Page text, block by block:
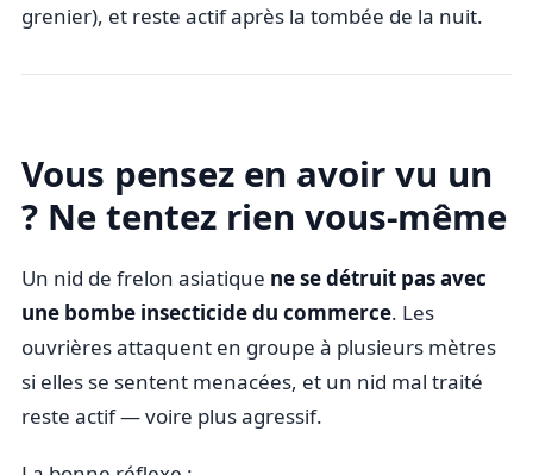
grenier), et reste actif après la tombée de la nuit.
Vous pensez en avoir vu un
? Ne tentez rien vous-même
Un nid de frelon asiatique ne se détruit pas avec
une bombe insecticide du commerce. Les
ouvrières attaquent en groupe à plusieurs mètres
si elles se sentent menacées, et un nid mal traité
reste actif — voire plus agressif.